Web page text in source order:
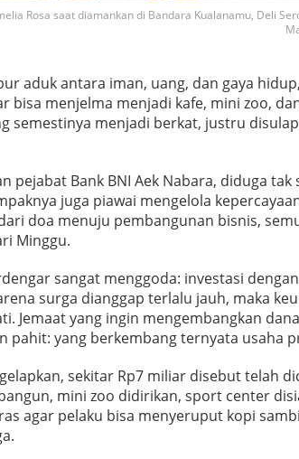
Rosa saat diamankan di Bandara Kualanamu, Deli
aduk antara iman, uang, dan gaya
bisa menjelma menjadi kafe, mini zoo,
semestinya menjadi berkat, justru
pejabat Bank BNI Aek Nabara, diduga tak
juga piawai mengelola
doa menuju pembangunan bisnis,
Minggu.
sangat menggoda: investasi
surga dianggap terlalu jauh, maka
Jemaat yang ingin mengembangkan
pahit: yang berkembang ternyata usaha
sekitar Rp7 miliar disebut telah
mini zoo didirikan, sport center
agar pelaku bisa menyeruput kopi